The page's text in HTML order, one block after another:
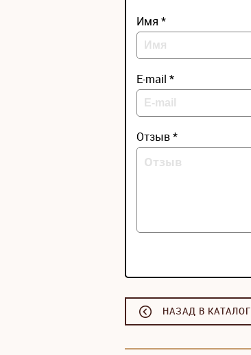
Имя *
E-mail *
Отзыв *
НАЗАД В КАТАЛОГ